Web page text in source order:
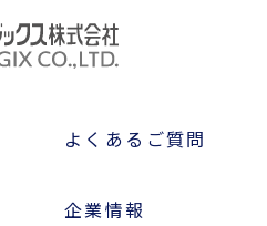
よくあるご質問
企業情報